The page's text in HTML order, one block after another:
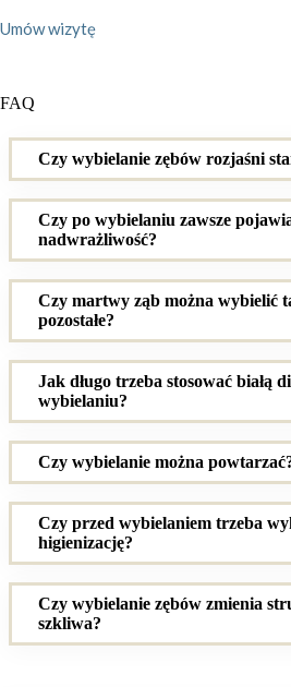
Umów wizytę
FAQ
Czy wybielanie zębów rozjaśni
Czy po wybielaniu zawsze
nadwrażliwość?
Czy martwy ząb można wybielić
pozostałe?
Jak długo trzeba stosować białą
wybielaniu?
Czy wybielanie można
Czy przed wybielaniem trzeba
higienizację?
Czy wybielanie zębów zmienia
szkliwa?